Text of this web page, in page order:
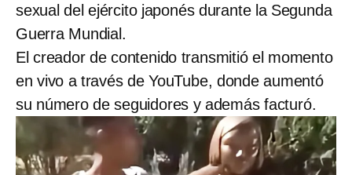
sexual del ejército japonés durante la Segunda
Guerra Mundial.
El creador de contenido transmitió el momento
en vivo a través de YouTube, donde aumentó
su número de seguidores y además facturó.